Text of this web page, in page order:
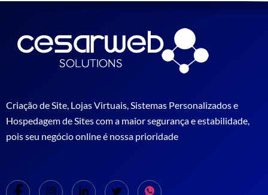
Criação de Site, Lojas Virtuais, Sistemas Personalizados e
Hospedagem de Sites com a maior segurança e estabilidade,
pois seu negócio online é nossa prioridade